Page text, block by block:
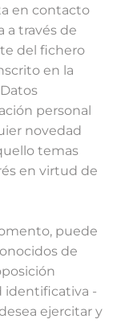
en contacto
a través de
del fichero
en la
personal
novedad
temas
en virtud de
puede
de
identificativa -
ejercitar y